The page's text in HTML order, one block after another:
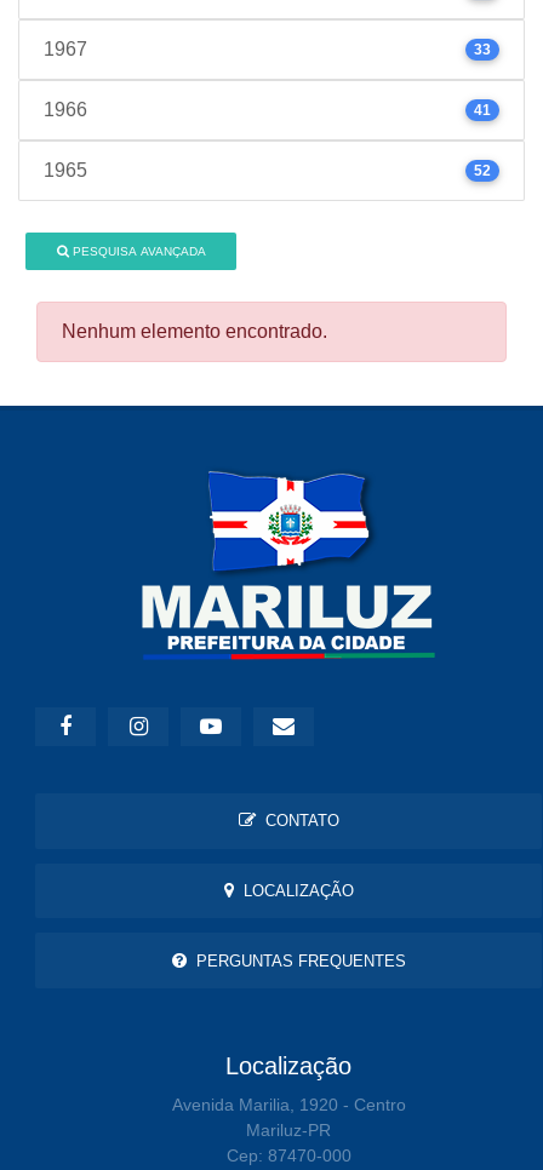
1967 33
1966 41
1965 52
PESQUISA AVANÇADA
Nenhum elemento encontrado.
CONTATO
LOCALIZAÇÃO
PERGUNTAS FREQUENTES
Localização
Avenida Marilia, 1920 - Centro
Mariluz-PR
Cep: 87470-000